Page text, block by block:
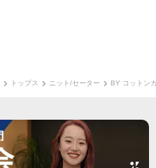
トップス ニット/セーター BY コットン